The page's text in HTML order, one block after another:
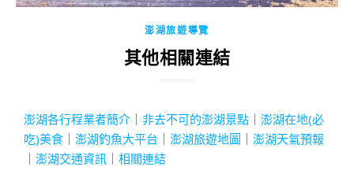
澎湖旅遊導覽
其他相關連結
澎湖各行程業者簡介 ｜ 非去不可的澎湖景點 ｜ 澎湖在地(必
吃)美食 ｜ 澎湖釣魚大平台 ｜ 澎湖旅遊地圖 ｜ 澎湖天氣預報
｜ 澎湖交通資訊 ｜ 相關連結